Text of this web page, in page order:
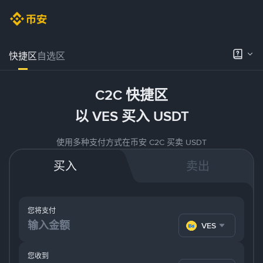
快捷区自选区
C2C 快捷区
以 VES 买入 USDT
使用多种支付方式在币安 C2C 买卖 USDT
买入 卖出
您将支付
VES
您收到